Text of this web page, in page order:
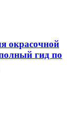
окрасочной
гид по